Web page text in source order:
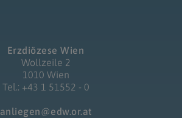
Erzdiözese Wien
Wollzeile 2
1010 Wien
Tel.: +43 1 51552 - 0
anliegen@edw.or.at